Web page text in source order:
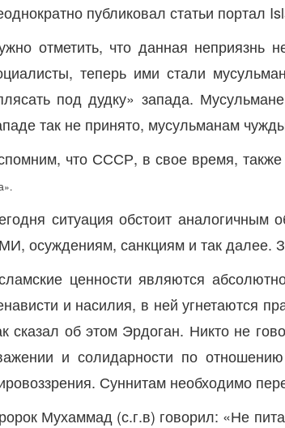
публиковал статьи портал
отметить, что данная неприязнь
теперь ими стали
под дудку» запада.
так не принято, мусульманам
что СССР, в свое время,
ситуация обстоит
осуждениям, санкциям и так далее.
ценности являются
и насилия, в ней угнетаются
сказал об этом Эрдоган. Никто не
и солидарности по
Суннитам необходимо
Мухаммад (с.г.в) говорил: «Не